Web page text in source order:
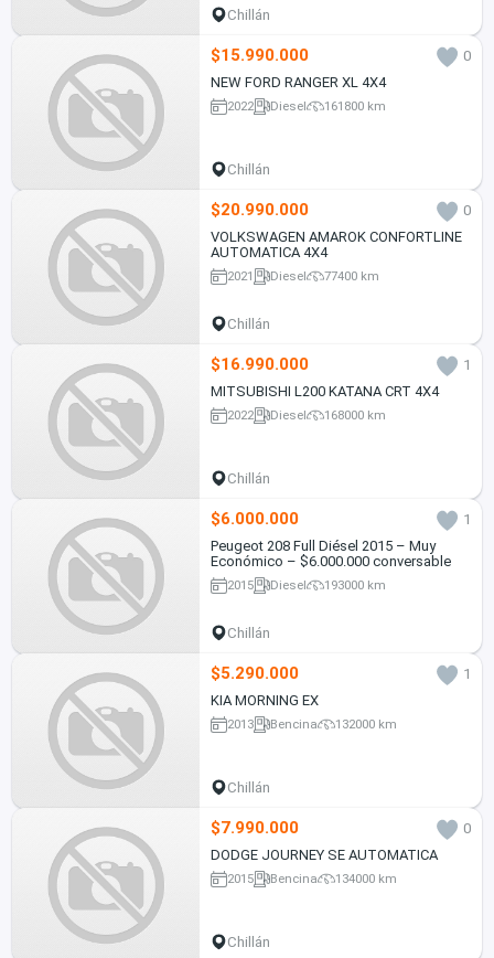
Chillán
$15.990.000
0
NEW FORD RANGER XL 4X4
2022 Diesel 161800 km
Chillán
$20.990.000
0
VOLKSWAGEN AMAROK CONFORTLINE
AUTOMATICA 4X4
2021 Diesel 77400 km
Chillán
$16.990.000
1
MITSUBISHI L200 KATANA CRT 4X4
2022 Diesel 168000 km
Chillán
$6.000.000
1
Peugeot 208 Full Diésel 2015 – Muy
Económico – $6.000.000 conversable
2015 Diesel 193000 km
Chillán
$5.290.000
1
KIA MORNING EX
2013 Bencina 132000 km
Chillán
$7.990.000
0
DODGE JOURNEY SE AUTOMATICA
2015 Bencina 134000 km
Chillán